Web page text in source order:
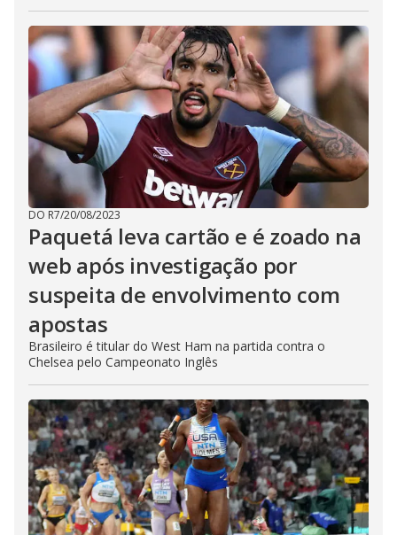
DO R7/20/08/2023
Paquetá leva cartão e é zoado na
web após investigação por
suspeita de envolvimento com
apostas
Brasileiro é titular do West Ham na partida contra o
Chelsea pelo Campeonato Inglês